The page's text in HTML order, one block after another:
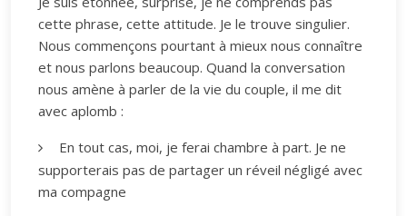
cette phrase, cette attitude. Je le trouve singulier.
Nous commençons pourtant à mieux nous connaître
et nous parlons beaucoup. Quand la conversation
nous amène à parler de la vie du couple, il me dit
avec aplomb :
En tout cas, moi, je ferai chambre à part. Je ne
supporterais pas de partager un réveil négligé avec
ma compagne